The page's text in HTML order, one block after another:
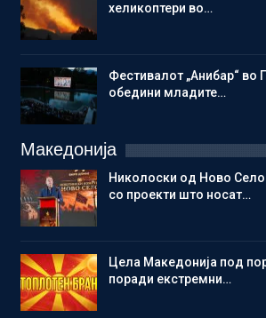
хеликоптери во…
Фестивалот „Анибар“ во
обедини младите…
Македонија
Николоски од Ново
со проекти што носат…
Цела Македонија под
поради екстремни…